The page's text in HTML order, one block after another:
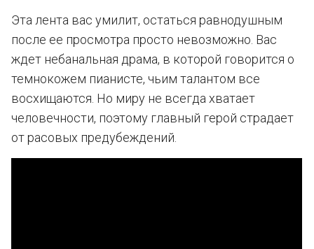
Эта лента вас умилит, остаться равнодушным
после ее просмотра просто невозможно. Вас
ждет небанальная драма, в которой говорится о
темнокожем пианисте, чьим талантом все
восхищаются. Но миру не всегда хватает
человечности, поэтому главный герой страдает
от расовых предубеждений.